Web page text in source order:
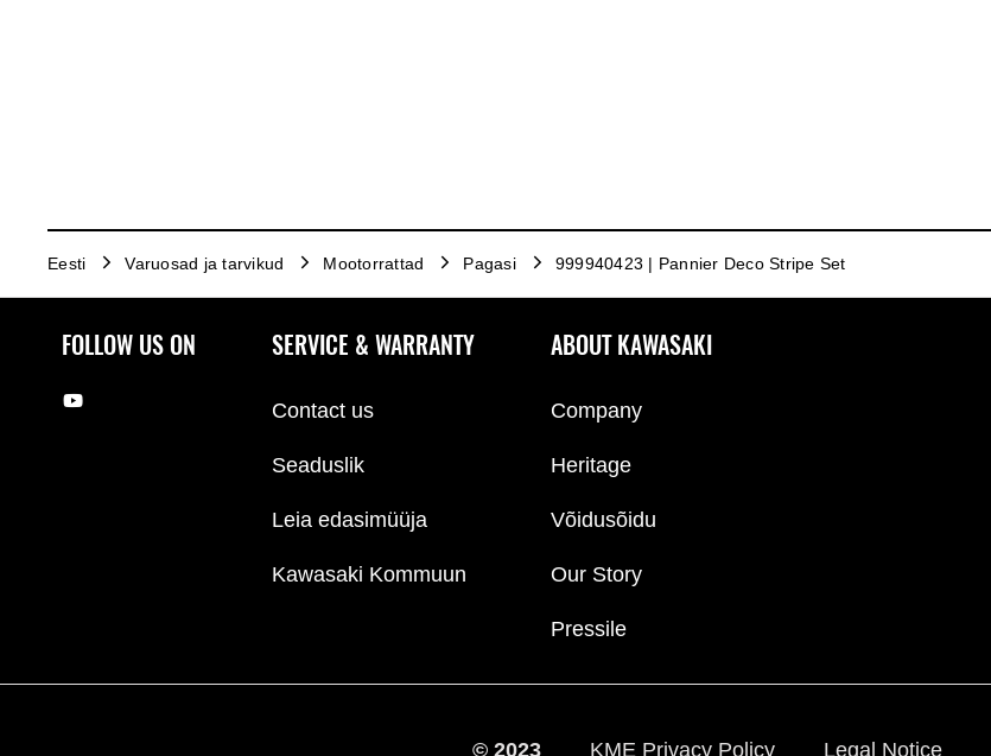
Eesti Varuosad ja tarvikud Mootorrattad Pagasi 999940423 | Pannier Deco Stripe Set
FOLLOW US ON SERVICE & WARRANTY
Contact us
Seaduslik
Leia edasimüüja
Kawasaki Kommuun
ABOUT KAWASAKI
Company
Heritage
Võidusõidu
Our Story
Pressile
© 2023 KME Privacy Policy Legal Notice